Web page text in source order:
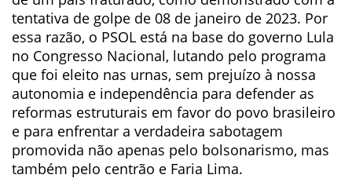
tentativa de golpe de 08 de janeiro de 2023. Por
essa razão, o PSOL está na base do governo Lula
no Congresso Nacional, lutando pelo programa
que foi eleito nas urnas, sem prejuízo à nossa
autonomia e independência para defender as
reformas estruturais em favor do povo brasileiro
e para enfrentar a verdadeira sabotagem
promovida não apenas pelo bolsonarismo, mas
também pelo centrão e Faria Lima.